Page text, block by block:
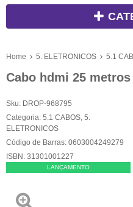
Home 5. ELETRONICOS 5.1
Cabo hdmi 25 metros
Sku: DROP-968795
Categoria: 5.1 CABOS 5.
ELETRONICOS
Código de Barras: 0603004249279
ISBN: 31301001227
LANÇAMENTO